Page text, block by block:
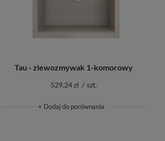
Tau - zlewozmywak 1-komorowy
529,24 zł / szt.
+ Dodaj do porównania